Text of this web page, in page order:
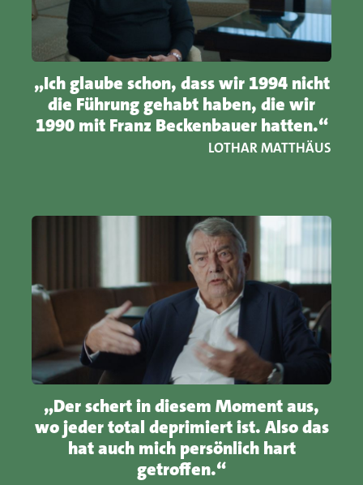
„Ich glaube schon, dass wir 1994 nicht
die Führung gehabt haben, die wir
1990 mit Franz Beckenbauer hatten.“
LOTHAR MATTHÄUS
„Der schert in diesem Moment aus,
wo jeder total deprimiert ist. Also das
hat auch mich persönlich hart
getroffen.“